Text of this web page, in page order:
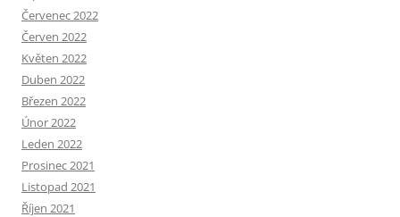
Červenec 2022
Červen 2022
Květen 2022
Duben 2022
Březen 2022
Únor 2022
Leden 2022
Prosinec 2021
Listopad 2021
Říjen 2021